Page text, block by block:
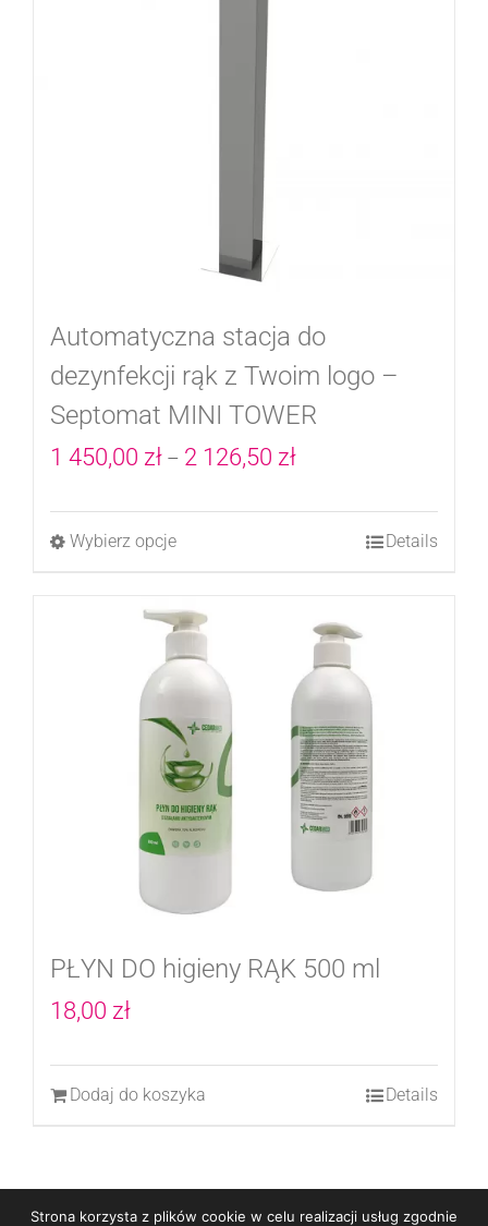
Automatyczna stacja do
dezynfekcji rąk z Twoim logo –
Septomat MINI TOWER
1 450,00 zł – 2 126,50 złZakres
do
2
126,50 zł
Wybierz opcjeTen
ma
wiele
wariantów.
Opcje
można
wybrać
na
produktu
Details
PŁYN DO higieny RĄK 500 ml
18,00 zł
Dodaj do koszyka Details
Strona korzysta z plików cookie w celu realizacji usług zgodnie